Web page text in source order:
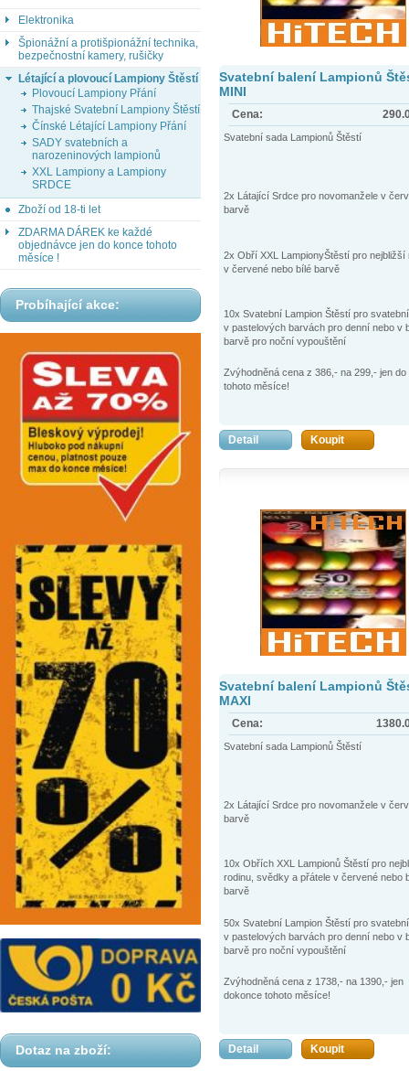
Elektronika
Špionážní a protišpionážní technika,
bezpečnostní kamery, rušičky
Létající a plovoucí Lampiony Štěstí
Plovoucí Lampiony Přání
Thajské Svatební Lampiony Štěstí
Čínské Létající Lampiony Přání
SADY svatebních a
narozeninových lampionů
XXL Lampiony a Lampiony
SRDCE
Zboží od 18-ti let
ZDARMA DÁREK ke každé
objednávce jen do konce tohoto
měsíce !
Probíhající akce:
Dotaz na zboží:
Svatební balení Lampionů
MINI
Cena:
Svatební sada Lampionů Štěstí
2x Látající Srdce pro novomanžele v
barvě
2x Obří XXL LampionyŠtěstí pro nejbližší
v červené nebo bílé barvě
10x Svatební Lampion Štěstí pro
v pastelových barvách pro denní nebo v
barvě pro noční vypouštění
Zvýhodněná cena z 386,- na 299,- jen do
tohoto měsíce!
Detail Koupit
Svatební balení Lampionů
MAXI
Cena:
Svatební sada Lampionů Štěstí
2x Látající Srdce pro novomanžele v
barvě
10x Obřích XXL Lampionů Štěstí pro
rodinu, svědky a přátele v červené nebo
barvě
50x Svatební Lampion Štěstí pro
v pastelových barvách pro denní nebo v
barvě pro noční vypouštění
Zvýhodněná cena z 1738,- na 1390,- jen
dokonce tohoto měsíce!
Detail Koupit